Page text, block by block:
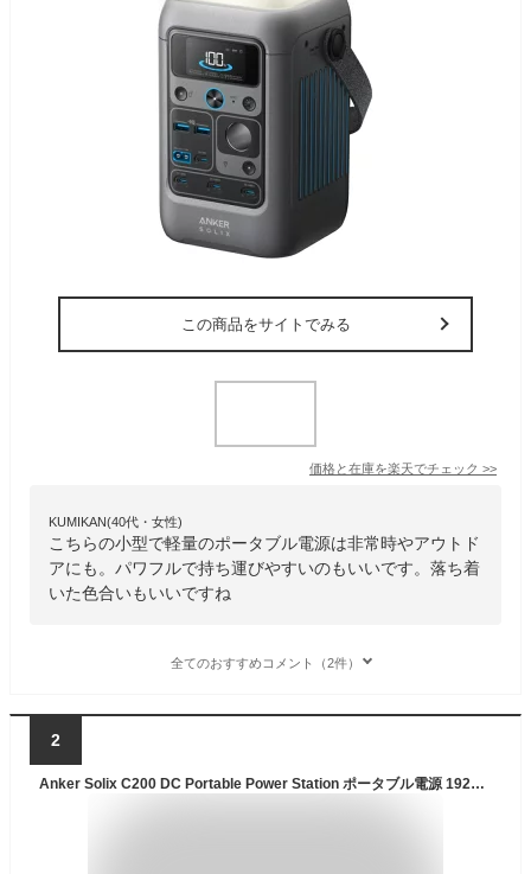
この商品をサイトでみる
価格と在庫を楽天でチェック >>
KUMIKAN(40代・女性)
こちらの小型で軽量のポータブル電源は非常時やアウトド
アにも。パワフルで持ち運びやすいのもいいです。落ち着
いた色合いもいいですね
全てのおすすめコメント（2件）
2
Anker Solix C200 DC Portable Power Station ポータブル電源 192Wh 小型 軽量1.9Kg ストラップ付き 1.7時間満充電 合計最大出力200W USB-C 5ポート(ACポート非搭載) アプリ遠隔操作 リン酸鉄 蓄電池 ポータブルバッテリー キャンプ アウトドア 車中泊 停電対策 防災 (ブラック)